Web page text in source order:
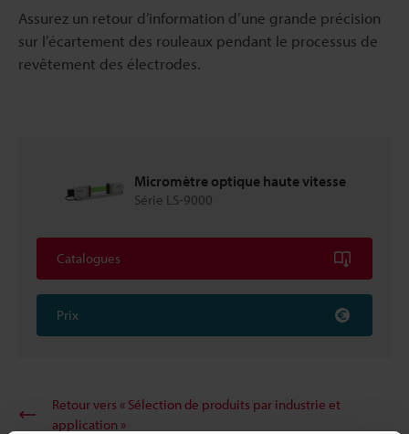
Assurez un retour d’information d’une grande précision
sur l’écartement des rouleaux pendant le processus de
revêtement des électrodes.
Micromètre optique haute vitesse
Série LS-9000
Catalogues
Prix
Retour vers « Sélection de produits par industrie et
application »